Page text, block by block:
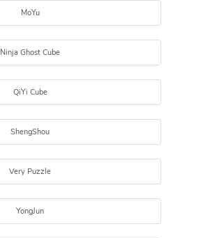
MoYu
Ninja Ghost Cube
QiYi Cube
ShengShou
Very Puzzle
YongJun